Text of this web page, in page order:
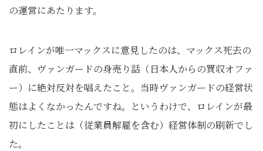
の運営にあたります。
ロレインが唯一マックスに意見したのは、マックス死去の
直前、ヴァンガードの身売り話（日本人からの買収オファ
ー）に絶対反対を唱えたこと。当時ヴァンガードの経営状
態はよくなかったんですね。というわけで、ロレインが最
初にしたことは（従業員解雇を含む）経営体制の刷新でし
た。